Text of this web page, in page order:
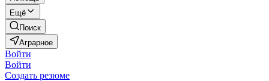
Ещё
Поиск
Аграрное
Войти
Войти
Создать резюме